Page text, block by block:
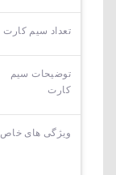
تعداد سیم کارت
توضیحات سیم
کارت
ویژگی های خاص